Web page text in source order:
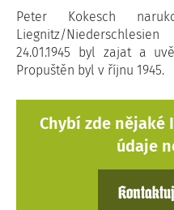
Peter Kokesch
Liegnitz/
24.01.1945 byl zajat a
Propuštěn byl v říjnu 1945.
Chybí zde nějaké
údaje